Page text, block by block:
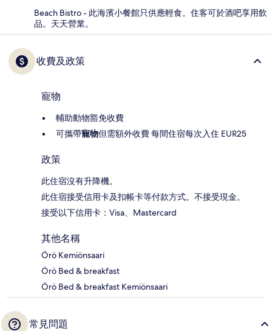
Beach Bistro - 此海濱小餐館只供應輕食。住客可於酒吧享用飲
品。天天營業。
收費及政策
寵物
輔助動物豁免收費
可攜帶寵物但需額外收費 每間住宿每次入住 EUR25
政策
此住宿沒有升降機。
此住宿接受信用卡及扣帳卡等付款方式。不接受現金。
接受以下信用卡：Visa、Mastercard
其他名稱
Örö Kemiönsaari
Örö Bed & breakfast
Örö Bed & breakfast Kemiönsaari
常見問題